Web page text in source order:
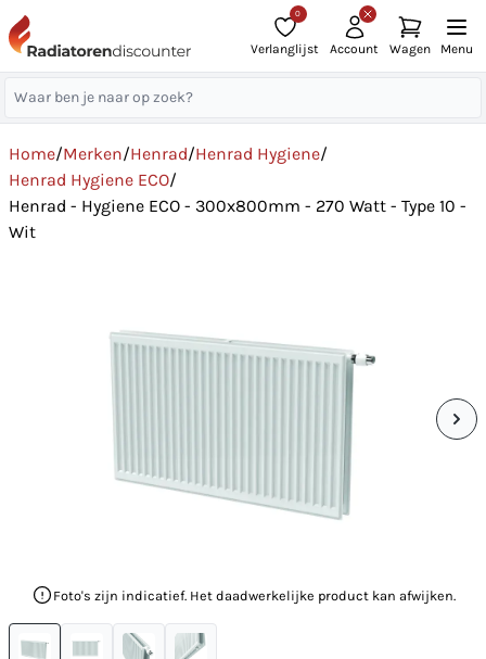
0
Verlanglijst Account Wagen Menu
Home/Merken/Henrad/Henrad Hygiene/
Henrad Hygiene ECO/
Henrad - Hygiene ECO - 300x800mm - 270 Watt - Type 10 -
Wit
Foto's zijn indicatief. Het daadwerkelijke product kan afwijken.